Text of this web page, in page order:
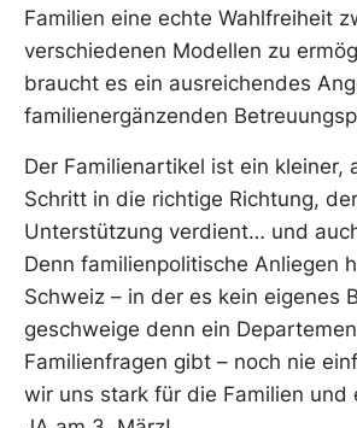
Familien eine echte Wahlfreiheit
verschiedenen Modellen zu
braucht es ein ausreichendes
familienergänzenden
Der Familienartikel ist ein kleiner,
Schritt in die richtige Richtung,
Unterstützung verdient… und
Denn familienpolitische Anliegen
Schweiz – in der es kein eigenes
geschweige denn ein
Familienfragen gibt – noch nie
wir uns stark für die Familien und